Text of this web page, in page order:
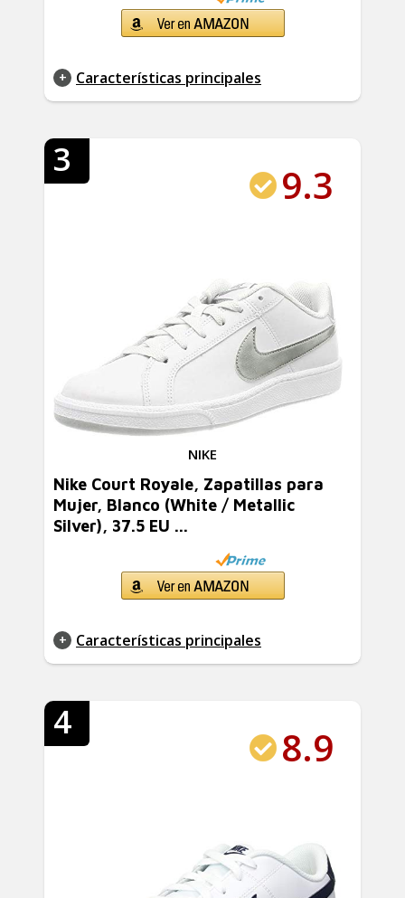
Características principales
3
9.3
NIKE
Nike Court Royale, Zapatillas para
Mujer, Blanco (White / Metallic
Silver), 37.5 EU ...
Características principales
4
8.9